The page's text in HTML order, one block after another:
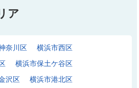
ア
奈川区
横浜市西区
横浜市保土ケ谷区
沢区
横浜市港北区